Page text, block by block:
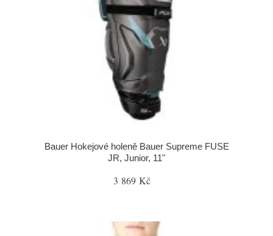
Bauer Hokejové holeně Bauer Supreme FUSE
JR, Junior, 11"
3 869 Kč